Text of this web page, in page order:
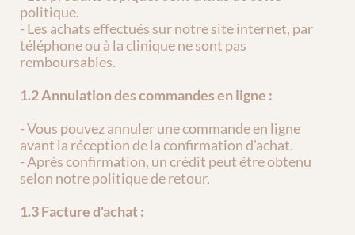
politique.
- Les achats effectués sur notre site internet, par
téléphone ou à la clinique ne sont pas
remboursables.
1.2 Annulation des commandes en ligne :
- Vous pouvez annuler une commande en ligne
avant la réception de la confirmation d'achat.
- Après confirmation, un crédit peut être obtenu
selon notre politique de retour.
1.3 Facture d'achat :